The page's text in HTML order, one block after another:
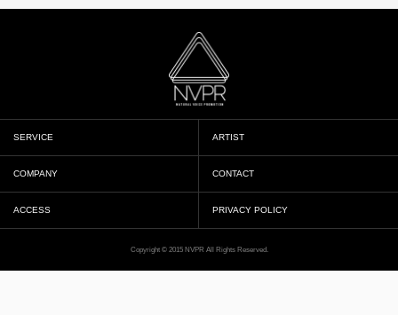
SERVICE ARTIST
COMPANY CONTACT
ACCESS PRIVACY POLICY
Copyright © 2015 NVPR All Rights Reserved.